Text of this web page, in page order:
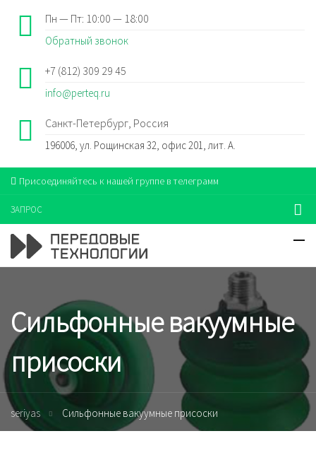
Пн — Пт: 10:00 — 18:00
Обратный звонок
+7 (812) 309 29 45
info@perteq.ru
Санкт-Петербург, Россия
196006, ул. Рощинская 32, офис 201, лит. А.
Присоединяйтесь к нашей группе в телеграмм
ЗАПРОС
Сильфонные вакуумные
присоски
seriyas Сильфонные вакуумные присоски